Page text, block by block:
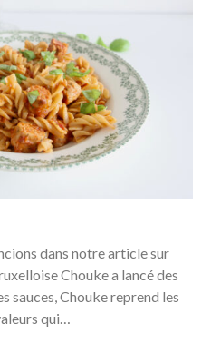
dans notre article sur
Chouke a lancé des
sauces, Chouke reprend les
qui…